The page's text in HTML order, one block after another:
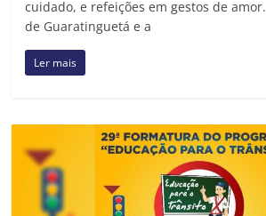
cuidado, e refeições em gestos de amor.
de Guaratinguetá e a
Ler mais